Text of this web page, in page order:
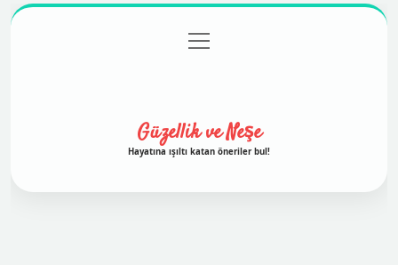
Gizlilik Politikası
menüyü
aç
Güzellik ve Neşe
Hayatına ışıltı katan öneriler bul!